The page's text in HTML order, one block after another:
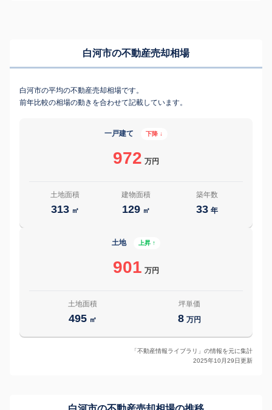
白河市の不動産売却相場
白河市の平均の不動産売却相場です。
前年比較の相場の動きを合わせて記載しています。
一戸建て 下降 ↓
972 万円
土地面積
313 ㎡
建物面積
129 ㎡
築年数
33 年
土地 上昇 ↑
901 万円
土地面積
495 ㎡
坪単価
8 万円
「不動産情報ライブラリ」の情報を元に集計
2025年10月29日更新